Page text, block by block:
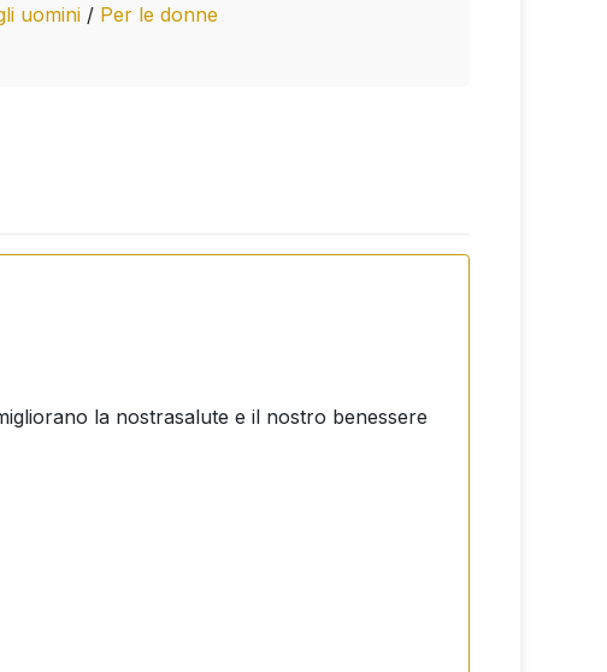
uomini / Per le donne
la nostrasalute e il nostro benessere